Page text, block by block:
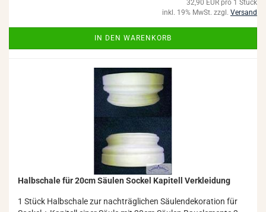
32,90 EUR pro 1 Stück
inkl. 19% MwSt. zzgl. Versand
IN DEN WARENKORB
Halb­scha­le für 20cm Säu­len So­ckel Ka­pi­tell Ver­klei­dung
1 Stück Halb­scha­le zur nach­träg­li­chen Säu­len­de­ko­ra­ti­on für